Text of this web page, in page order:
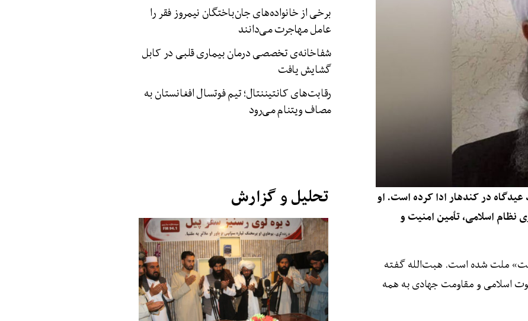
برخی از خانواده‌های جان‌باختگان نیمروز فقر را
عامل مهاجرت می‌دانند
شفاخانه‌ی تخصصی درمان بیماری‌ قلبی در کابل
گشایش یافت
رقابت‌های کانتیننتال؛ تیم فوتسال افغانستان به
مصاف ویتنام می‌رود
عیدگاه در کندهار ادا کرده است. او
نظام اسلامی، تٲمین امنیت و
ملت شده است. هبت‌الله گفته
اسلامی و مقاومت جهادی به همه
تحلیل و گزارش